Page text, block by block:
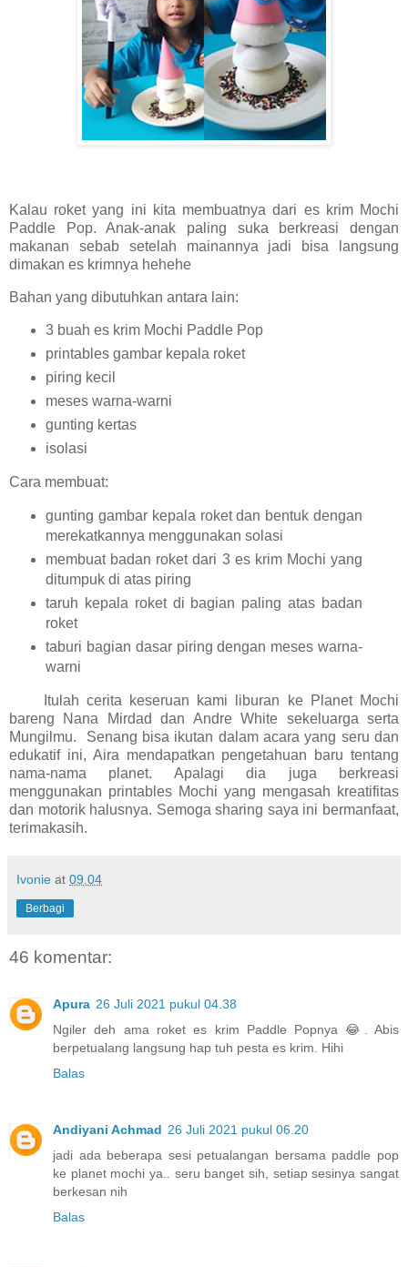
Kalau roket yang ini kita membuatnya dari es krim Mochi
Paddle Pop. Anak-anak paling suka berkreasi dengan
makanan sebab setelah mainannya jadi bisa langsung
dimakan es krimnya hehehe
Bahan yang dibutuhkan antara lain:
3 buah es krim Mochi Paddle Pop
printables gambar kepala roket
piring kecil
meses warna-warni
gunting kertas
isolasi
Cara membuat:
gunting gambar kepala roket dan bentuk dengan
merekatkannya menggunakan solasi
membuat badan roket dari 3 es krim Mochi yang
ditumpuk di atas piring
taruh kepala roket di bagian paling atas badan
roket
taburi bagian dasar piring dengan meses warna-
warni
Itulah cerita keseruan kami liburan ke Planet Mochi
bareng Nana Mirdad dan Andre White sekeluarga serta
Mungilmu.
Senang bisa ikutan dalam acara yang seru dan
edukatif ini, Aira mendapatkan pengetahuan baru tentang
nama-nama planet. Apalagi dia juga berkreasi
menggunakan printables Mochi yang mengasah kreatifitas
dan motorik halusnya. Semoga sharing saya ini bermanfaat,
terimakasih.
Ivonie at 09.04
Berbagi
46 komentar:
Apura 26 Juli 2021 pukul 04.38
Ngiler deh ama roket es krim Paddle Popnya 😂. Abis
berpetualang langsung hap tuh pesta es krim. Hihi
Balas
Andiyani Achmad 26 Juli 2021 pukul 06.20
jadi ada beberapa sesi petualangan bersama paddle pop
ke planet mochi ya.. seru banget sih, setiap sesinya sangat
berkesan nih
Balas